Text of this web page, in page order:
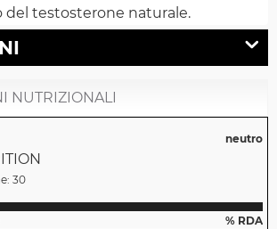
del testosterone naturale.
NUTRIZIONALI
neutro
30
% RDA